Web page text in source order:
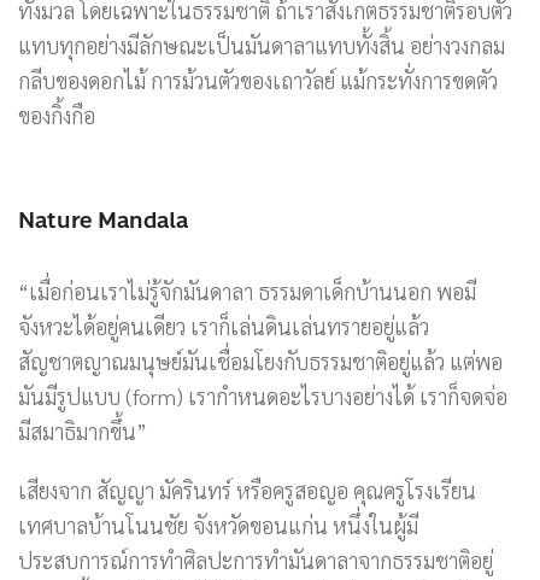
ทั้งมวล โดยเฉพาะในธรรมชาติ ถ้าเราสังเกตธรรมชาติรอบตัว
แทบทุกอย่างมีลักษณะเป็นมันดาลาแทบทั้งสิ้น อย่างวงกลม
กลีบของดอกไม้ การม้วนตัวของเถาวัลย์ แม้กระทั่งการขดตัว
ของกิ้งกือ
Nature Mandala
“เมื่อก่อนเราไม่รู้จักมันดาลา ธรรมดาเด็กบ้านนอก พอมี
จังหวะได้อยู่คนเดียว เราก็เล่นดินเล่นทรายอยู่แล้ว
สัญชาตญาณมนุษย์มันเชื่อมโยงกับธรรมชาติอยู่แล้ว แต่พอ
มันมีรูปแบบ (form) เรากำหนดอะไรบางอย่างได้ เราก็จดจ่อ
มีสมาธิมากขึ้น”
เสียงจาก สัญญา มัครินทร์ หรือครูสอญอ คุณครูโรงเรียน
เทศบาลบ้านโนนชัย จังหวัดขอนแก่น หนึ่งในผู้มี
ประสบการณ์การทำศิลปะการทำมันดาลาจากธรรมชาติอยู่